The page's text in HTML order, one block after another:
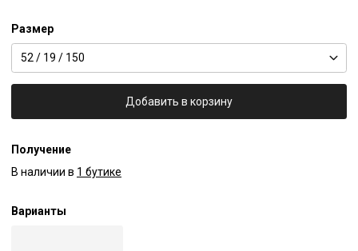
Размер
52 / 19 / 150
Добавить в корзину
Получение
В наличии в 1 бутике
Варианты